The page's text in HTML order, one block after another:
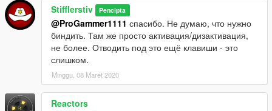
Stifflerstiv Pencipta
@ProGammer1111 спасибо. Не думаю, что нужно
биндить. Там же просто активация/дизактивация,
не более. Отводить под это ещё клавиши - это
слишком.
Minggu, 08 Maret 2020
Reactors